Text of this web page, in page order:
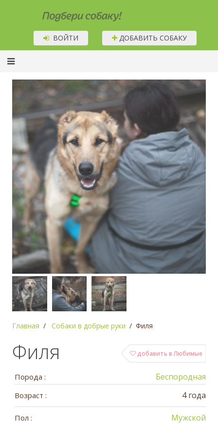
Подбери собаку!
ВОЙТИ ДОБАВИТЬ СОБАКУ
Главная Собаки в добрые руки Филя
добавить в Любимые
Филя
Порода : Беспородная
Возраст : 4 года
Пол : Мужской